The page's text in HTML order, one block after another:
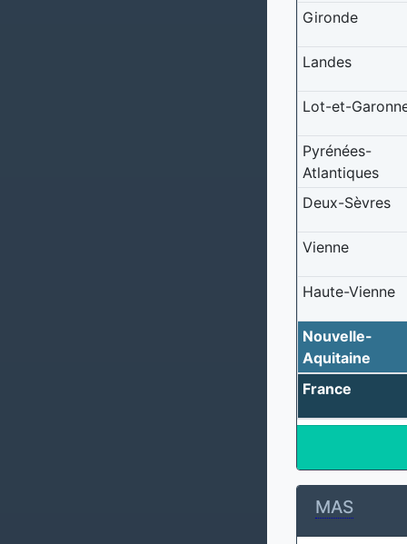
Gironde
Landes
Lot-et-
Pyrénées-
Atlantiques
Deux-Sèvres
Vienne
Haute-Vienne
Nouvelle-
Aquitaine
France
MAS